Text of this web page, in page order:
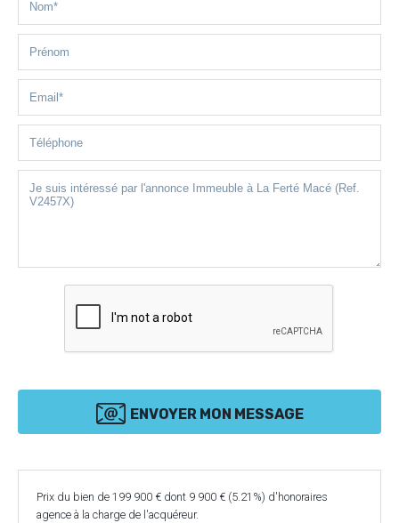
ENVOYER MON MESSAGE
Prix du bien de 199 900 € dont 9 900 € (5.21%) d'honoraires
agence à la charge de l'acquéreur.